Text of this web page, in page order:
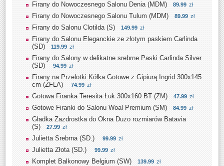
Firany do Nowoczesnego Salonu Denia (MDM) 89.99 zł
Firany do Nowoczesnego Salonu Tulum (MDM) 89.99 zł
Firany do Salonu Clotilda (S) 149.99 zł
Firany do Salonu Eleganckie ze złotym paskiem Carlinda
(SD)
119.99 zł
Firany do Salony w delikatne srebrne Paski Carlinda Silver
(SD)
94.99 zł
Firany na Przelotki Kółka Gotowe z Gipiurą Ingrid 300x145
cm (ZFLA)
74.99 zł
Gotowa Firanka Teresita Łuk 300x160 BT (ZM) 47.99 zł
Gotowe Firanki do Salonu Woal Premium (SM) 84.99 zł
Gładka Zazdrostka do Okna Dużo rozmiarów Batavia
(S)
27.99 zł
Julietta Srebrna (SD.) 99.99 zł
Julietta Złota (SD.) 99.99 zł
Komplet Balkonowy Belgium (SW) 139.99 zł